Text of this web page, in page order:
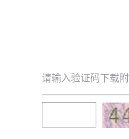
请输入验证码下载